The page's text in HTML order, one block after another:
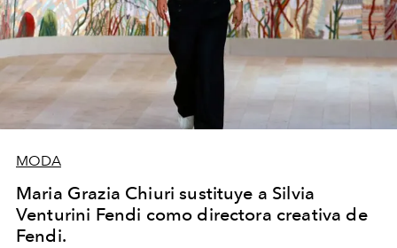
MODA
Maria Grazia Chiuri sustituye a Silvia
Venturini Fendi como directora creativa de
Fendi.